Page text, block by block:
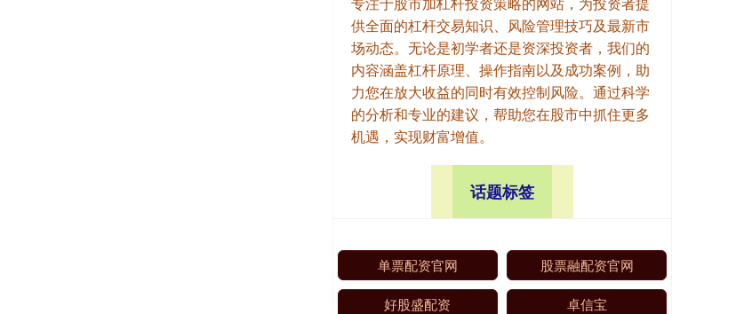
供全面的杠杆交易知识、风险管理技巧及最新市
场动态。无论是初学者还是资深投资者，我们的
内容涵盖杠杆原理、操作指南以及成功案例，助
力您在放大收益的同时有效控制风险。通过科学
的分析和专业的建议，帮助您在股市中抓住更多
机遇，实现财富增值。
话题标签
单票配资官网 股票融配资官网
好股盛配资 卓信宝